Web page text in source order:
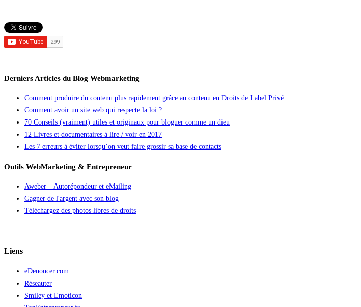
Derniers Articles du Blog Webmarketing
Comment produire du contenu plus rapidement grâce au contenu en Droits de Label Privé
Comment avoir un site web qui respecte la loi ?
70 Conseils (vraiment) utiles et originaux pour bloguer comme un dieu
12 Livres et documentaires à lire / voir en 2017
Les 7 erreurs à éviter lorsqu’on veut faire grossir sa base de contacts
Outils WebMarketing & Entrepreneur
Aweber – Autorépondeur et eMailing
Gagner de l'argent avec son blog
Téléchargez des photos libres de droits
Liens
eDenoncer.com
Réseauter
Smiley et Emoticon